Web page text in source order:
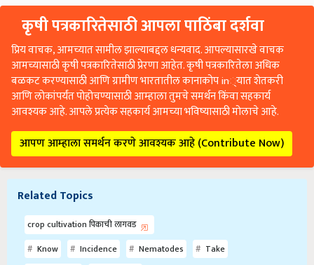
कृषी पत्रकारितेसाठी आपला पाठिंबा दर्शवा
प्रिय वाचक, आमच्यात सामील झाल्याबद्दल धन्यवाद. आपल्यासारखे वाचक
आमच्यासाठी कृषी पत्रकारितेसाठी प्रेरणा आहेत. कृषी पत्रकारितेला अधिक
बळकट करण्यासाठी आणि ग्रामीण भारतातील कानाकोप in्यात शेतकरी
आणि लोकांपर्यंत पोहोचण्यासाठी आम्हाला तुमचे समर्थन किंवा सहकार्य
आवश्यक आहे. आपले प्रत्येक सहकार्य आमच्या भविष्यासाठी मोलाचे आहे.
आपण आम्हाला समर्थन करणे आवश्यक आहे (Contribute Now)
Related Topics
crop cultivation पिकाची लागवड
Know
Incidence Nematodes
Take